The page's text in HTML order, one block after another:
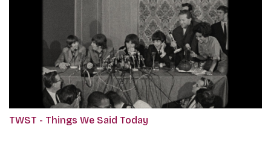
TWST - Things We Said Today